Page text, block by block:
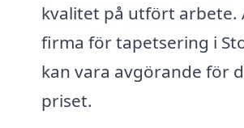
kvalitet på utfört arbete.
firma för tapetsering i
kan vara avgörande för
priset.